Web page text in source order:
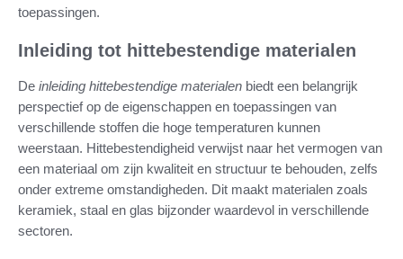
toepassingen.
Inleiding tot hittebestendige materialen
De inleiding hittebestendige materialen biedt een belangrijk
perspectief op de eigenschappen en toepassingen van
verschillende stoffen die hoge temperaturen kunnen
weerstaan. Hittebestendigheid verwijst naar het vermogen van
een materiaal om zijn kwaliteit en structuur te behouden, zelfs
onder extreme omstandigheden. Dit maakt materialen zoals
keramiek, staal en glas bijzonder waardevol in verschillende
sectoren.